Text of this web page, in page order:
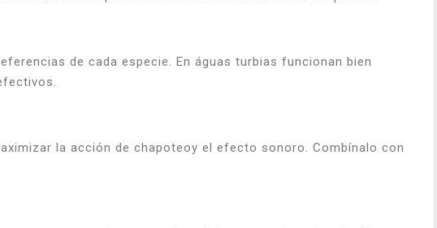
de cada especie. En águas turbias funcionan bien
la acción de chapoteoy el efecto sonoro. Combínalo con